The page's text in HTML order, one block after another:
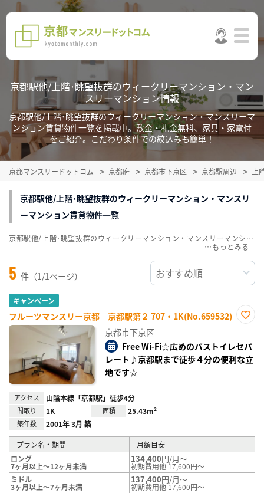
京都駅他/上階･眺望抜群のウィークリーマンション・マン
スリーマンション情報
京都駅他/上階･眺望抜群のウィークリーマンション・マンスリーマ
ンション賃貸物件一覧を掲載中。敷金・礼金無料、家具・家電付
をご紹介。こだわり条件での絞込みも簡単！
京都マンスリードットコム 京都府 京都市下京区 京都駅周辺 上
京都駅他/上階･眺望抜群のウィークリーマンション・マンスリ
ーマンション賃貸物件一覧
5 件（1/1ページ）
キャンペーン
フルーツマンスリー京都 京都駅第２ 707・1K(No.659532)
り登
録
京都市下京区
Free Wi-Fi☆広めのバストイレセパ
レート♪京都駅まで徒歩４分の便利な立
地です☆
アクセス 山陰本線「京都駅」徒歩4分
間取り 1K 面積 25.43m²
築年数 2001年 3月 築
プラン名・期間
月額目安
ロング
7ヶ月以上～12ヶ月未満
134,400円/月～
初期費用他 17,600円～
ミドル
3ヶ月以上～7ヶ月未満
137,400円/月～
初期費用他 17,600円～
京都駅他/上階･眺望抜群のウィークリーマンション・マンスリーマンション賃貸物件一覧を掲載中。敷金・礼金無料、家具・家電付をご紹介。こだわり条件での絞込みも簡単！
…